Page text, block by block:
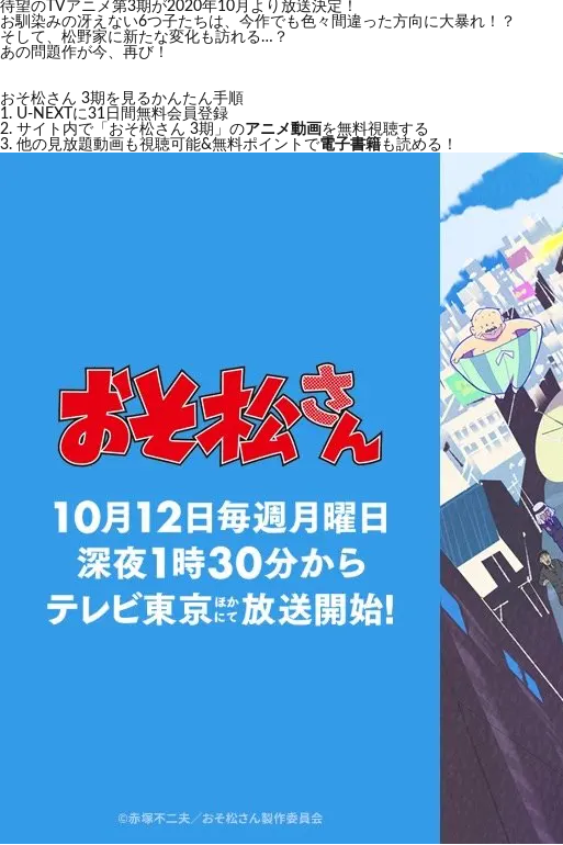
待望のTVアニメ第3期が2020年10月より放送決定！
お馴染みの冴えない6つ子たちは、今作でも色々間違った方向に大暴れ！？
そして、松野家に新たな変化も訪れる…？
あの問題作が今、再び！
おそ松さん 3期を見るかんたん手順
U-NEXTに31日間無料会員登録
サイト内で「おそ松さん 3期」のアニメ動画を無料視聴する
他の見放題動画も視聴可能&無料ポイントで電子書籍も読める！